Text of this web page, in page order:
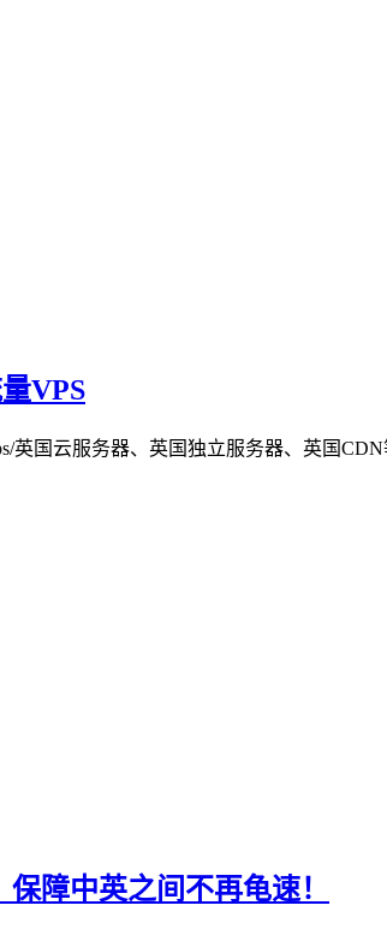
VPS
国云服务器、英国独立服务器、英国
障中英之间不再龟速！